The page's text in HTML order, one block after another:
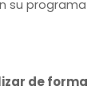
su programa
de forma